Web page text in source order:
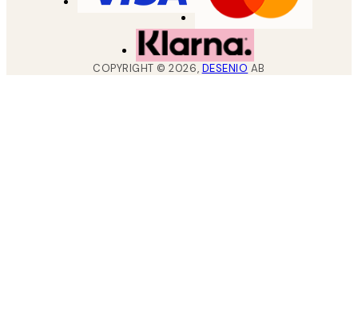
COPYRIGHT ©2026, DESENIO AB